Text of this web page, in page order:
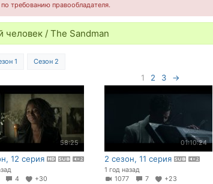
требованию правообладателя.
человек / The Sandman
1 Сезон 2
1 2 3 →
58:25
12 серия
4 +30
01:10:24
2 сезон, 11 серия
1 год назад
1077
7 +23